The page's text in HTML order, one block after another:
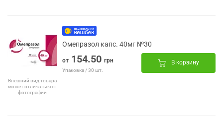
Внешний вид товара
может отличаться от
фотографии
Омепразол капс. 40мг №30
от 154.50 грн
Упаковка / 30 шт.
В корзину